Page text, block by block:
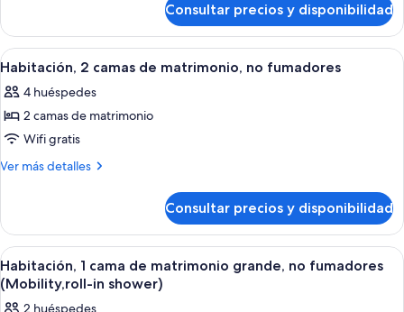
de
matrimonio
grande,
no
fumadores
1
cama
de
grande,
no
Consultar precios y disponibilidad
Abrir
todas
las
fotos
de
Habitación,
de
matrimonio,
no
fumadores
Habitación de hotel con una cama
4
Habitación, 2 camas de matrimonio, no fumadores
4 huéspedes
2 camas de matrimonio
Wifi gratis
Ver más detalles
Más
2
camas
de
matrimonio,
no
Consultar precios y disponibilidad
Abrir
todas
las
Una habitación de hotel moderna
2
Habitación, 1 cama de matrimonio grande, no fumadores
(Mobility,roll-in shower)
2 huéspedes